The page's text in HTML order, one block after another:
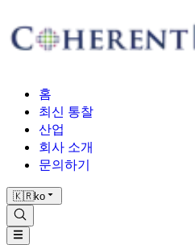
홈
최신 통찰
산업
회사 소개
문의하기
🇰🇷ko